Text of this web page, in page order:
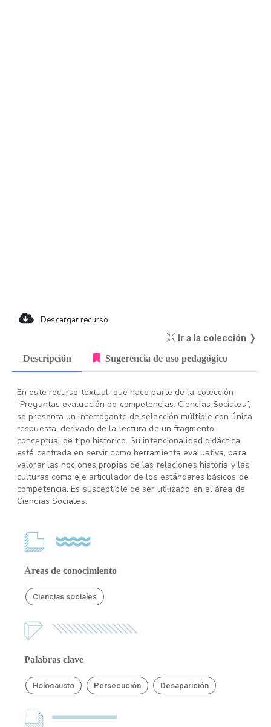
Descargar recurso
Ir a la colección ❭
Descripción Sugerencia de uso pedagógico
En este recurso textual, que hace parte de la colección
“Preguntas evaluación de competencias: Ciencias Sociales”,
se presenta un interrogante de selección múltiple con única
respuesta, derivado de la lectura de un fragmento
conceptual de tipo histórico. Su intencionalidad didáctica
está centrada en servir como herramienta evaluativa, para
valorar las nociones propias de las relaciones historia y las
culturas como eje articulador de los estándares básicos de
competencia. Es susceptible de ser utilizado en el área de
Ciencias Sociales.
Áreas de conocimiento
Ciencias sociales
Palabras clave
Holocausto Persecución Desaparición